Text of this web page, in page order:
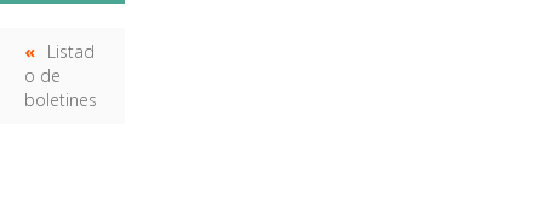
Listad
o de
boletines